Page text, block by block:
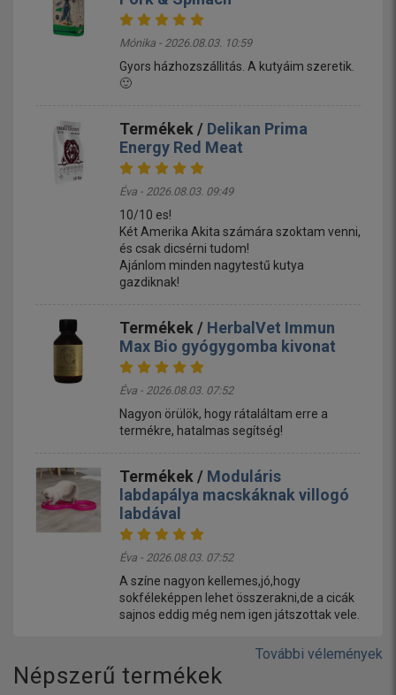
Mónika - 2026.08.03. 10:59
Gyors házhozszállitás. A kutyáim szeretik.
🙂
Termékek / Delikan Prima
Energy Red Meat
Éva - 2026.08.03. 09:49
10/10 es!
Két Amerika Akita számára szoktam venni,
és csak dicsérni tudom!
Ajánlom minden nagytestű kutya
gazdiknak!
Termékek / HerbalVet Immun
Max Bio gyógygomba kivonat
Éva - 2026.08.03. 07:52
Nagyon örülök, hogy rátaláltam erre a
termékre, hatalmas segítség!
Termékek / Moduláris
labdapálya macskáknak villogó
labdával
Éva - 2026.08.03. 07:52
A színe nagyon kellemes,jó,hogy
sokféleképpen lehet összerakni,de a cicák
sajnos eddig még nem igen játszottak vele.
További vélemények
Népszerű termékek